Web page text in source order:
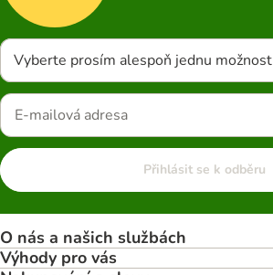
Vyberte prosím alespoň jednu možnost
Přihlásit se k odběru
O nás a našich službách
Výhody pro vás